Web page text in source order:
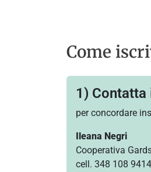
Come
1)
per concordare
Ileana Negri
Cooperativa
cell. 348 108 9414